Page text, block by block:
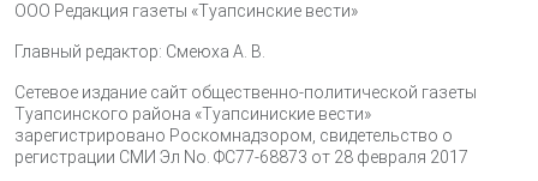
ООО Редакция газеты «Туапсинские вести»
Главный редактор: Смеюха А. В.
Сетевое издание сайт общественно-политической газеты
Туапсинского района «Туапсиниские вести»
зарегистрировано Роскомнадзором, свидетельство о
регистрации СМИ Эл No. ФС77-68873 от 28 февраля 2017